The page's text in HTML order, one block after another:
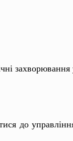
захворювання
до